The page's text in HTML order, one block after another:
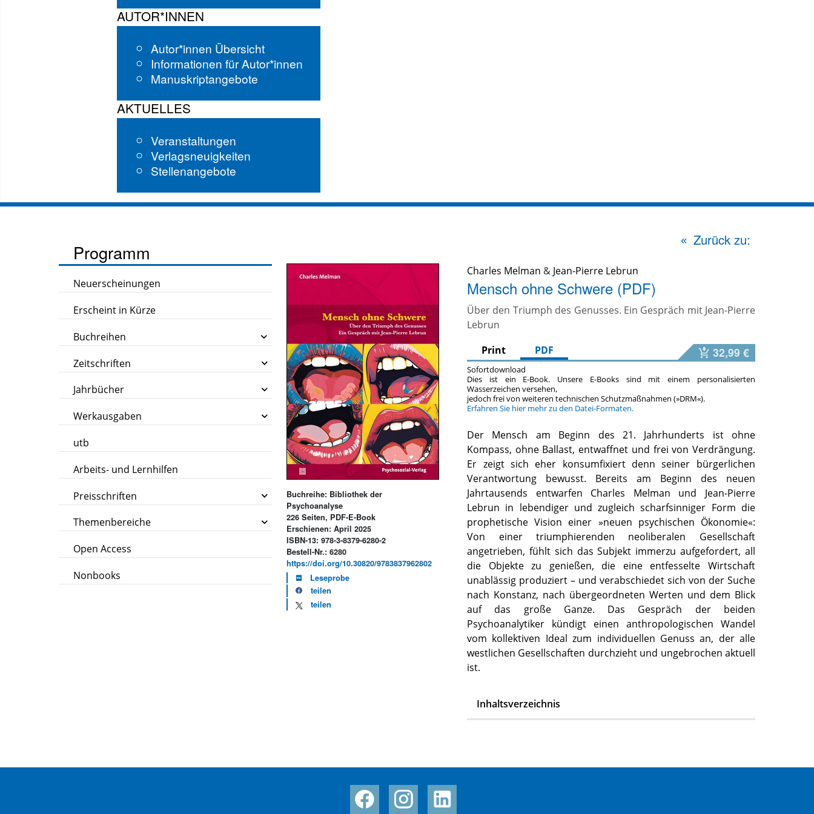
AUTOR*INNEN
Autor*innen Übersicht
Informationen für Autor*innen
Manuskriptangebote
AKTUELLES
Veranstaltungen
Verlagsneuigkeiten
Stellenangebote
Programm
Neuerscheinungen
Erscheint in Kürze
Buchreihen
Zeitschriften
Jahrbücher
Werkausgaben
utb
Arbeits- und Lernhilfen
Preisschriften
Themenbereiche
Open Access
Nonbooks
Zurück zu:
Buchreihe: Bibliothek der
Psychoanalyse
226 Seiten, PDF-E-Book
Erschienen: April 2025
ISBN-13: 978-3-8379-6280-2
Bestell-Nr.: 6280
https://doi.org/10.30820/9783837962802
Leseprobe
teilen
teilen
Charles Melman & Jean-Pierre Lebrun
Mensch ohne Schwere (PDF)
Über den Triumph des Genusses. Ein Gespräch mit Jean-Pierre
Lebrun
Print
PDF 32,99 €
Sofortdownload
Dies ist ein E-Book. Unsere E-Books sind mit einem personalisierten
Wasserzeichen versehen,
jedoch frei von weiteren technischen Schutzmaßnahmen (»DRM«).
Erfahren Sie hier mehr zu den Datei-Formaten.
Der Mensch am Beginn des 21. Jahrhunderts ist ohne
Kompass, ohne Ballast, entwaffnet und frei von Verdrängung.
Er zeigt sich eher konsumfixiert denn seiner bürgerlichen
Verantwortung bewusst. Bereits am Beginn des neuen
Jahrtausends entwarfen Charles Melman und Jean-Pierre
Lebrun in lebendiger und zugleich scharfsinniger Form die
prophetische Vision einer »neuen psychischen Ökonomie«:
Von einer triumphierenden neoliberalen Gesellschaft
angetrieben, fühlt sich das Subjekt immerzu aufgefordert, all
die Objekte zu genießen, die eine entfesselte Wirtschaft
unablässig produziert – und verabschiedet sich von der Suche
nach Konstanz, nach übergeordneten Werten und dem Blick
auf das große Ganze. Das Gespräch der beiden
Psychoanalytiker kündigt einen anthropologischen Wandel
vom kollektiven Ideal zum individuellen Genuss an, der alle
westlichen Gesellschaften durchzieht und ungebrochen aktuell
ist.
Inhaltsverzeichnis